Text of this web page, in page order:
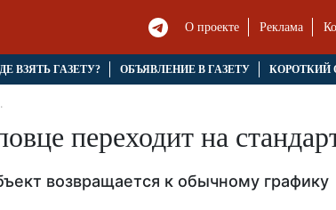
О проекте Реклама
ВЗЯТЬ ГАЗЕТУ? ОБЪЯВЛЕНИЕ В ГАЗЕТУ КОРОТКИЙ
переходит на
возвращается к обычному графику